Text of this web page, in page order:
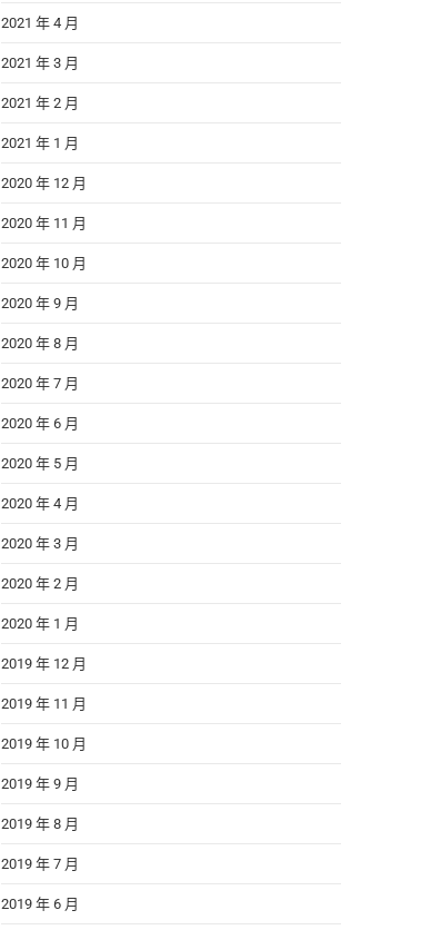
2021 年 4 月
2021 年 3 月
2021 年 2 月
2021 年 1 月
2020 年 12 月
2020 年 11 月
2020 年 10 月
2020 年 9 月
2020 年 8 月
2020 年 7 月
2020 年 6 月
2020 年 5 月
2020 年 4 月
2020 年 3 月
2020 年 2 月
2020 年 1 月
2019 年 12 月
2019 年 11 月
2019 年 10 月
2019 年 9 月
2019 年 8 月
2019 年 7 月
2019 年 6 月